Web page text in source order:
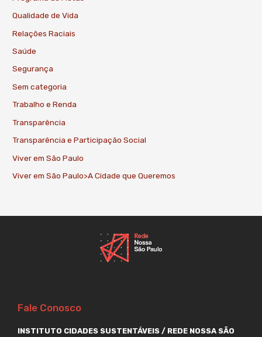
Qualidade de Vida
Relações Raciais
Saúde
Segurança
Sem categoria
Trabalho e Renda
Transparência
Transparência e Participação Social
Viver em São Paulo
Viver em São Paulo>A Cidade que Queremos
Fale Conosco
INSTITUTO CIDADES SUSTENTÁVEIS / REDE NOSSA SÃO